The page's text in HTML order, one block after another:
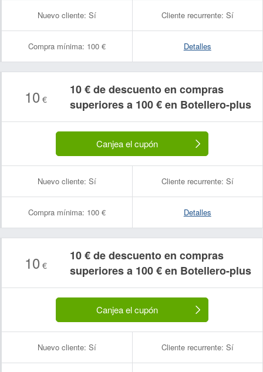
Nuevo cliente: Sí Cliente recurrente: Sí
Compra mínima: 100 € Detalles
10 €
10 € de descuento en compras
superiores a 100 € en Botellero-plus
Canjea el cupón
Nuevo cliente: Sí Cliente recurrente: Sí
Compra mínima: 100 € Detalles
10 €
10 € de descuento en compras
superiores a 100 € en Botellero-plus
Canjea el cupón
Nuevo cliente: Sí Cliente recurrente: Sí